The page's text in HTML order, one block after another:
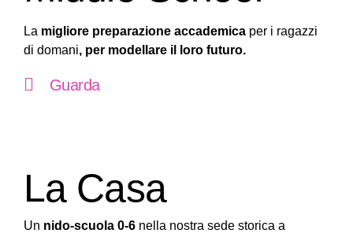
La migliore preparazione accademica per i ragazzi
di domani, per modellare il loro futuro.
Guarda
La Casa
Un nido-scuola 0-6 nella nostra sede storica a